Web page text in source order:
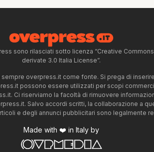
sono rilasciati sotto licenza “Creative
derivate 3.0 Italia License”.
overpress.it come fonte. Si prega di
possono essere utilizzati per scopi
. Ci riserviamo la facoltà di rimuovere
. Salvo accordi scritti, la collaborazione a
e degli annunci pubblicitari sono legalmente
Made with ❤️ in Italy by